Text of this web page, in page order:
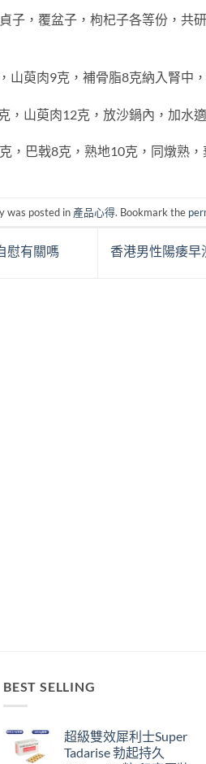
，覆盆子，枸杞子各等份，共
萸肉9克，補骨脂8克納入腎中，
山萸肉12克，放沙鍋內，加水適
巴戟8克，熟地10克，同燉熟，
was posted in 產品心得. Bookmark the
慰有關嗎 香港男性陽痿早
BEST SELLING
超級雙效犀利士Super
Tadarise 勃起持久